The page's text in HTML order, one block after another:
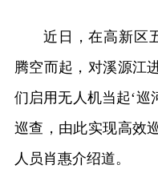
近日，在高新区
腾空而起，对溪源江
们启用无人机当起‘巡
巡查，由此实现高效
人员肖惠介绍道。